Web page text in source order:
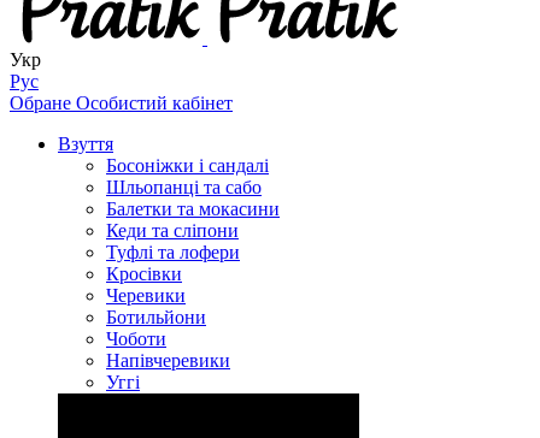
Укр
Рус
Обране Особистий кабінет
Взуття
Босоніжки і сандалі
Шльопанці та сабо
Балетки та мокасини
Кеди та сліпони
Туфлі та лофери
Кросівки
Черевики
Ботильйони
Чоботи
Напівчеревики
Уггі